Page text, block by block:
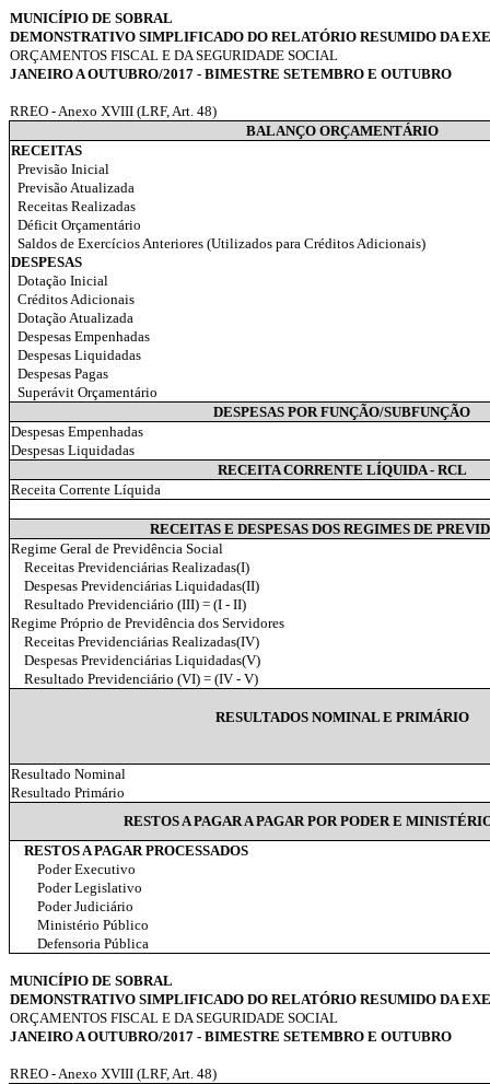
MUNICÍPIO DE SOBRAL
DEMONSTRATIVO SIMPLIFICADO DO RELATÓRIO RESUMIDO DA
ORÇAMENTOS FISCAL E DA SEGURIDADE SOCIAL
JANEIRO A OUTUBRO/2017 - BIMESTRE SETEMBRO E OUTUBRO
RREO - Anexo XVIII (LRF, Art. 48)
BALANÇO ORÇAMENTÁRIO
RECEITAS
Previsão Inicial
Previsão Atualizada
Receitas Realizadas
Déficit Orçamentário
Saldos de Exercícios Anteriores (Utilizados para Créditos Adicionais)
DESPESAS
Dotação Inicial
Créditos Adicionais
Dotação Atualizada
Despesas Empenhadas
Despesas Liquidadas
Despesas Pagas
Superávit Orçamentário
DESPESAS POR FUNÇÃO/SUBFUNÇÃO
Despesas Empenhadas
Despesas Liquidadas
RECEITA CORRENTE LÍQUIDA - RCL
Receita Corrente Líquida
RECEITAS E DESPESAS DOS REGIMES DE
Regime Geral de Previdência Social
Receitas Previdenciárias Realizadas(I)
Despesas Previdenciárias Liquidadas(II)
Resultado Previdenciário (III) = (I - II)
Regime Próprio de Previdência dos Servidores
Receitas Previdenciárias Realizadas(IV)
Despesas Previdenciárias Liquidadas(V)
Resultado Previdenciário (VI) = (IV - V)
RESULTADOS NOMINAL E PRIMÁRIO
Resultado Nominal
Resultado Primário
RESTOS A PAGAR A PAGAR POR PODER E
RESTOS A PAGAR PROCESSADOS
Poder Executivo
Poder Legislativo
Poder Judiciário
Ministério Público
Defensoria Pública
MUNICÍPIO DE SOBRAL
DEMONSTRATIVO SIMPLIFICADO DO RELATÓRIO RESUMIDO DA
ORÇAMENTOS FISCAL E DA SEGURIDADE SOCIAL
JANEIRO A OUTUBRO/2017 - BIMESTRE SETEMBRO E OUTUBRO
RREO - Anexo XVIII (LRF, Art. 48)